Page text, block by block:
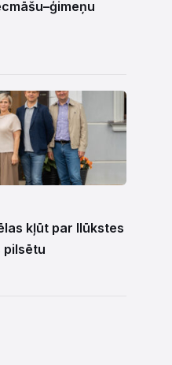
kļūt par Ilūkstes
pilsētu